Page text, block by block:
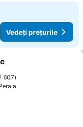
Vedeți prețurile
favorite
607